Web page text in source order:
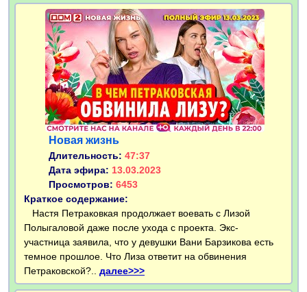
Новая жизнь
Длительность: 47:37
Дата эфира: 13.03.2023
Просмотров: 6453
Краткое содержание:
Настя Петраковкая продолжает воевать с Лизой
Полыгаловой даже после ухода с проекта. Экс-
участница заявила, что у девушки Вани Барзикова есть
темное прошлое. Что Лиза ответит на обвинения
Петраковской?.. далее>>>